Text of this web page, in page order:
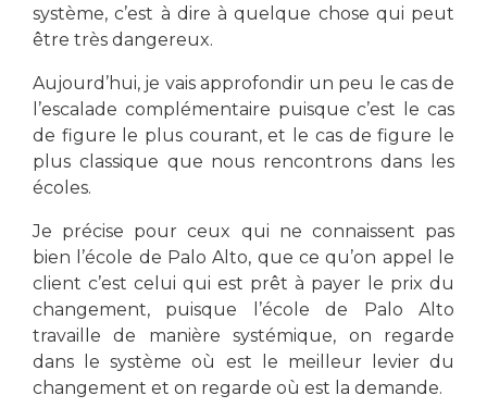
système, c’est à dire à quelque chose qui peut
être très dangereux.
Aujourd’hui, je vais approfondir un peu le cas de
l’escalade complémentaire puisque c’est le cas
de figure le plus courant, et le cas de figure le
plus classique que nous rencontrons dans les
écoles.
Je précise pour ceux qui ne connaissent pas
bien l’école de Palo Alto, que ce qu’on appel le
client c’est celui qui est prêt à payer le prix du
changement, puisque l’école de Palo Alto
travaille de manière systémique, on regarde
dans le système où est le meilleur levier du
changement et on regarde où est la demande.